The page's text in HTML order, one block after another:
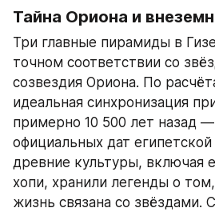
Тайна Ориона и
Три главные пирамиды в
точном соответствии со
созвездия Ориона. По
идеальная синхронизация
примерно 10 500 лет назад
официальных дат
древние культуры, включая
хопи, хранили легенды о
жизнь связана со звёздами.